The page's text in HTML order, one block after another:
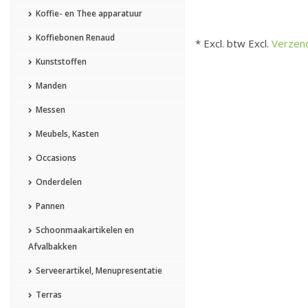
Koffie- en Thee apparatuur
Koffiebonen Renaud
Kunststoffen
Manden
Messen
Meubels, Kasten
Occasions
Onderdelen
Pannen
Schoonmaakartikelen en
Afvalbakken
Serveerartikel, Menupresentatie
Terras
* Excl. btw Excl.